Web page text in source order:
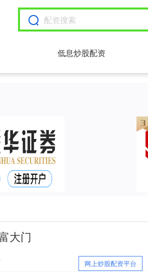
低息炒股配资
大门
网上炒股配资平台